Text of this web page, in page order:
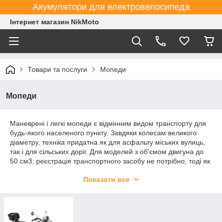
Акумулятори для електровелосипеда
Інтернет магазин NikMoto
Товари та послуги Мопеди
Мопеди
Маневрені і легкі мопеди є відмінним видом транспорту для
будь-якого населеного пункту. Завдяки колесам великого
діаметру, техніка придатна як для асфальту міських вулиць,
так і для сільських доріг. Для моделей з об'ємом двигуна до
50 см3, реєстрація транспортного засобу не потрібно, тоді як
Показати все